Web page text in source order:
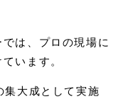
は、プロの現場に
います。
集大成として実施